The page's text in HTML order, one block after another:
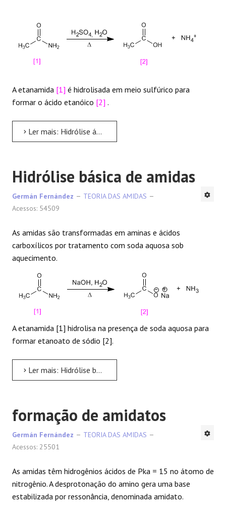
A etanamida [1] é hidrolisada em meio sulfúrico para
formar o ácido etanóico [2] .
Ler mais: Hidrólise ácida de amidas
Hidrólise básica de amidas
Germán Fernández
TEORIA DAS AMIDAS
Acessos: 54509
As amidas são transformadas em aminas e ácidos
carboxílicos por tratamento com soda aquosa sob
aquecimento.
A etanamida [1] hidrolisa na presença de soda aquosa para
formar etanoato de sódio [2].
Ler mais: Hidrólise básica de amidas
formação de amidatos
Germán Fernández
TEORIA DAS AMIDAS
Acessos: 25501
As amidas têm hidrogênios ácidos de Pka = 15 no átomo de
nitrogênio. A desprotonação do amino gera uma base
estabilizada por ressonância, denominada amidato.